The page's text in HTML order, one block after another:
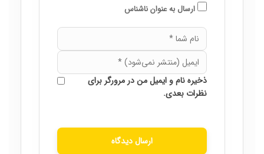
ارسال به عنوان ناشناس
ذخیره نام و ایمیل من در مرورگر برای
نظرات بعدی.
ارسال دیدگاه